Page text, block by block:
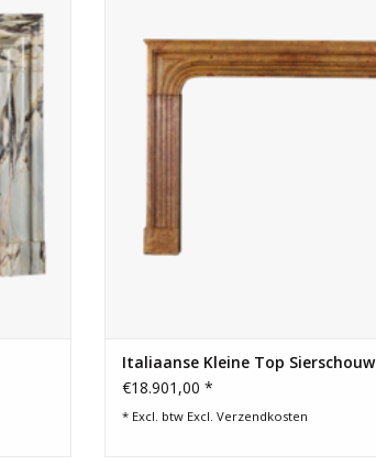
Italiaanse Kleine Top Sierschouw
€18.901,00 *
* Excl. btw Excl. Verzendkosten